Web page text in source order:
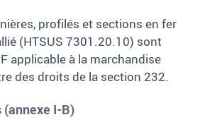
profilés et sections en fer
(HTSUS 7301.20.10) sont
applicable à la marchandise
des droits de la section 232.
I-B)